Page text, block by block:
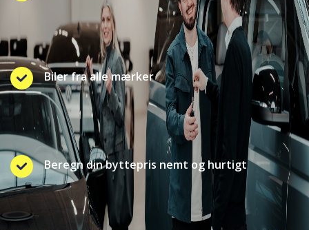
Biler fra alle mærker
Beregn din byttepris nemt og hurtigt